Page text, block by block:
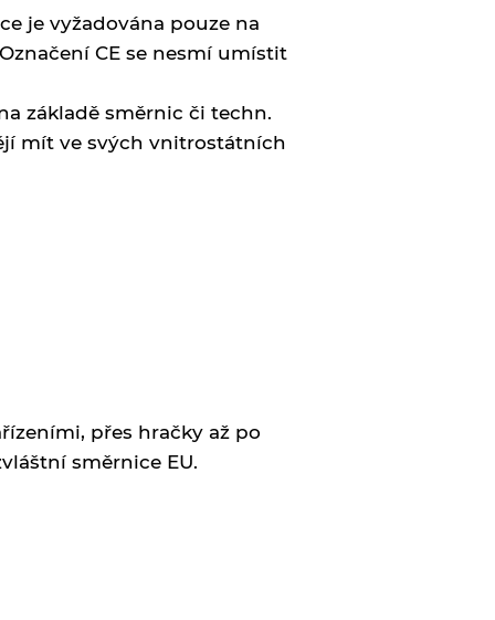
je vyžadována pouze na
CE se nesmí umístit
základě směrnic či techn.
mít ve svých vnitrostátních
přes hračky až po
směrnice EU.